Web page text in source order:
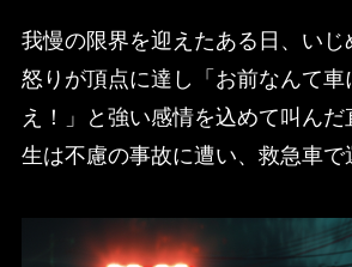
我慢の限界を迎えたある日、いじ
怒りが頂点に達し「お前なんて車
え！」と強い感情を込めて叫んだ
生は不慮の事故に遭い、救急車で